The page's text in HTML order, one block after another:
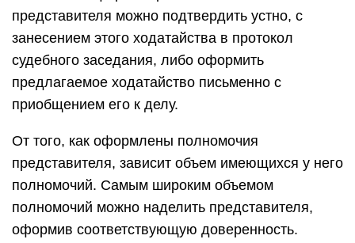
представителя можно подтвердить устно, с
занесением этого ходатайства в протокол
судебного заседания, либо оформить
предлагаемое ходатайство письменно с
приобщением его к делу.
От того, как оформлены полномочия
представителя, зависит объем имеющихся у него
полномочий. Самым широким объемом
полномочий можно наделить представителя,
оформив соответствующую доверенность.